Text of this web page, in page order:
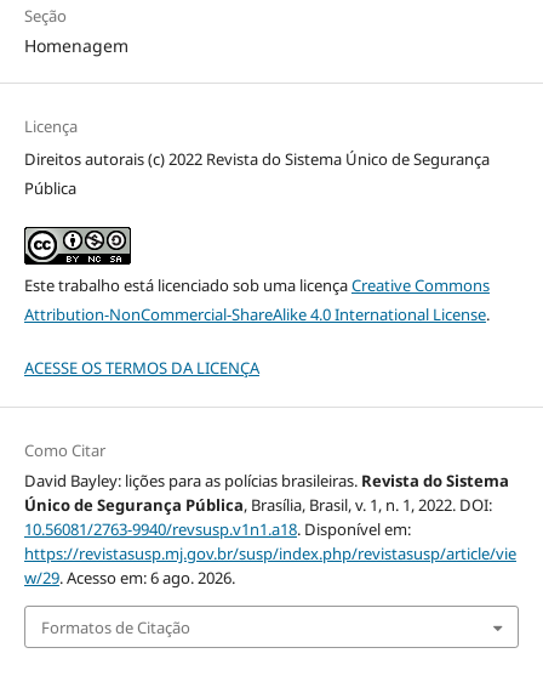
Seção
Homenagem
Licença
Direitos autorais (c) 2022 Revista do Sistema Único de Segurança
Pública
Este trabalho está licenciado sob uma licençaCreative Commons
Attribution-NonCommercial-ShareAlike 4.0 International License.
ACESSE OS TERMOS DA LICENÇA
Como Citar
David Bayley: lições para as polícias brasileiras. Revista do Sistema
Único de Segurança Pública, Brasília, Brasil, v. 1, n. 1, 2022. DOI:
10.56081/2763-9940/revsusp.v1n1.a18. Disponível em:
https://revistasusp.mj.gov.br/susp/index.php/revistasusp/article/vie
w/29. Acesso em: 6 ago. 2026.
Formatos de Citação